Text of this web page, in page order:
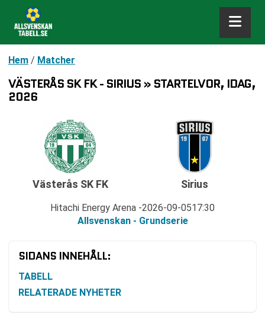
Hem / Matcher
VÄSTERÅS SK FK - SIRIUS » STARTELVOR, IDAG,
2026
Västerås SK FK
Hitachi Energy Arena 2026-09-0517:30
Allsvenskan - Grundserie
Sirius
SIDANS INNEHÅLL:
TABELL
RELATERADE NYHETER